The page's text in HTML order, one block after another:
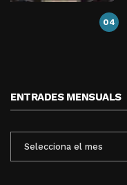
04
ENTRADES MENSUALS
MENSUALS